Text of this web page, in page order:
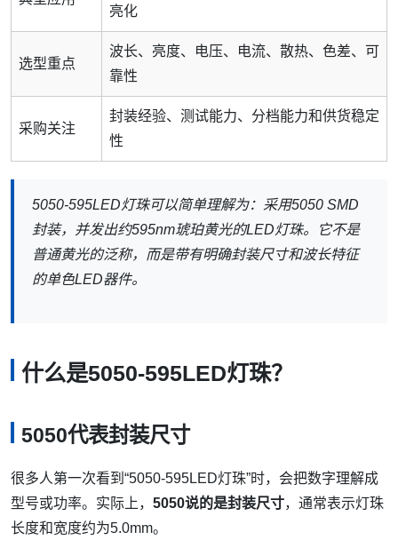
亮化
选型重点
波长、亮度、电压、电流、散热、色差、可
靠性
采购关注
封装经验、测试能力、分档能力和供货稳定
性
5050-595LED灯珠可以简单理解为：采用5050 SMD
封装，并发出约595nm琥珀黄光的LED灯珠。它不是
普通黄光的泛称，而是带有明确封装尺寸和波长特征
的单色LED器件。
什么是5050-595LED灯珠？
5050代表封装尺寸
很多人第一次看到“5050-595LED灯珠”时，会把数字理解成
型号或功率。实际上， 5050说的是封装尺寸，通常表示灯珠
长度和宽度约为5.0mm。